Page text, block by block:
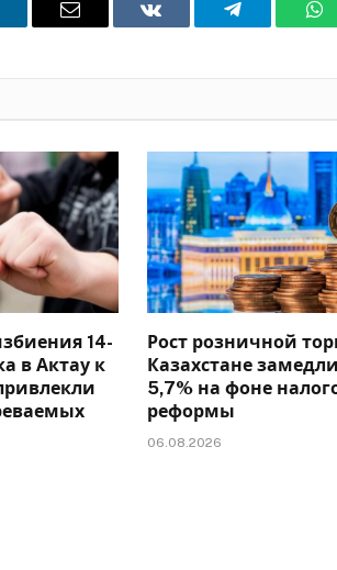
Email VKontakteTelegram
14-
в Актау к
Рост розничной
Казахстане
5,7% на фоне
реформы
06.08.2026